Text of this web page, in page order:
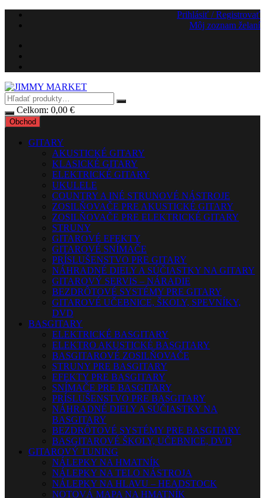
Preskočiť
Prihlásiť / Registrovať
Môj zoznam želaní
Celkom: 0,00 €
Obchod
GITARY
AKUSTICKÉ GITARY
KLASICKÉ GITARY
ELEKTRICKÉ GITARY
UKULELE
COUNTRY A INÉ STRUNOVÉ NÁSTROJE
ZOSILŇOVAČE PRE AKUSTICKÉ GITARY
ZOSILŇOVAČE PRE ELEKTRICKÉ GITARY
STRUNY
GITAROVÉ EFEKTY
GITAROVÉ SNÍMAČE
PRÍSLUŠENSTVO PRE GITARY
NÁHRADNÉ DIELY A SÚČIASTKY NA GITARY
GITAROVÝ SERVIS – NÁRADIE
BEZDRÔTOVÉ SYSTÉMY PRE GITARY
GITAROVÉ UČEBNICE, ŠKOLY, SPEVNÍKY,
DVD
BASGITARY
ELEKTRICKÉ BASGITARY
ELEKTRO AKUSTICKÉ BASGITARY
BASGITAROVÉ ZOSILŇOVAČE
STRUNY PRE BASGITARY
EFEKTY PRE BASGITARY
SNÍMAČE PRE BASGITARY
PRÍSLUŠENSTVO PRE BASGITARY
NÁHRADNÉ DIELY A SÚČIASTKY NA
BASGITARY
BEZDRÔTOVÉ SYSTÉMY PRE BASGITARY
BASGITAROVÉ ŠKOLY, UČEBNICE, DVD
GITAROVÝ TUNING
NÁLEPKY NA HMATNÍK
NÁLEPKY NA TELO NÁSTROJA
NÁLEPKY NA HLAVU – HEADSTOCK
NOTOVÁ MAPA NA HMATNÍK